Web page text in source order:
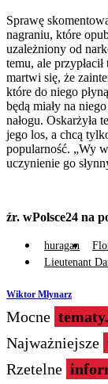
Sprawę
nagraniu, które
uzależniony od
temu, ale
martwi się, że
które do niego
będą miały na
nałogu. Oskarżyła
jego los, a chcą
popularność. „Wy
uczynienie go
źr. wPolsce24 na
huragan
Lieutenant
Wiktor Młynarz
Mocne tematy.
Najważniejsze
Rzetelne